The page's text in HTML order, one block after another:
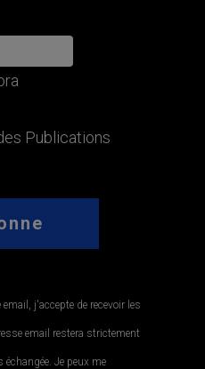
Publications
j'accepte de recevoir les
email restera strictement
Je peux me